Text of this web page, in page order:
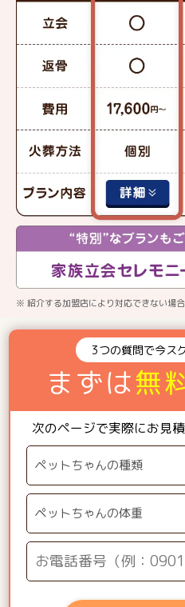
※ 紹介する加盟店により対応できない場合
3つの質問で今ス
まずは無
次のページで実際にお見